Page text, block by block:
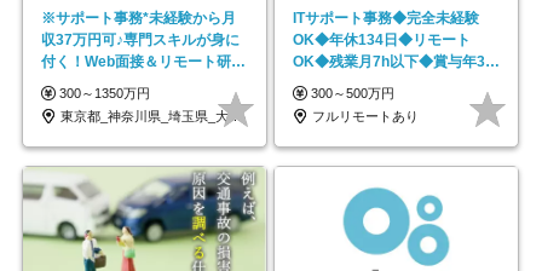
※サポート事務*未経験から月
収37万円可♪専門スキルが身に
付く！Web面接＆リモート研修
も充実♪/a
300～1350万円
東京都_神奈川県_埼玉県_大阪府_愛知県…
ITサポート事務◆完全未経験
OK◆年休134日◆リモート
OK◆残業月7h以下◆賞与年3回
◆5年目まで必ず昇給
300～500万円
フルリモートあり